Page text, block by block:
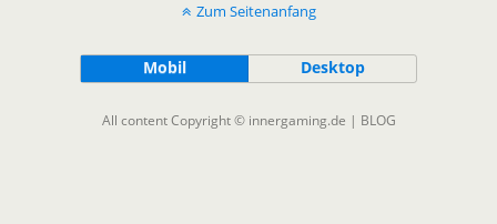
Zum Seitenanfang
Mobil Desktop
All content Copyright © innergaming.de | BLOG